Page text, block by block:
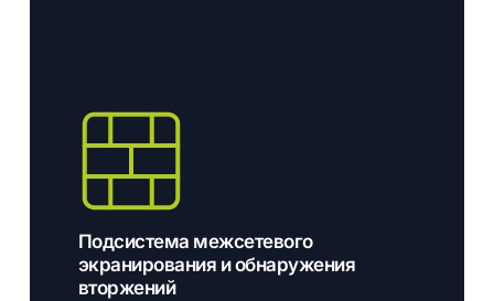
Подсистема межсетевого
экранирования и обнаружения
вторжений